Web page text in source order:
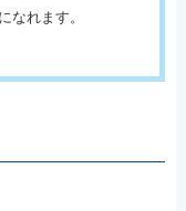
なれます。